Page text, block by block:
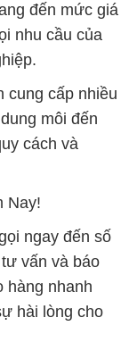
đến mức giá
nhu cầu của
cung cấp nhiều
môi đến
cách và
Nay!
ngay đến số
vấn và báo
hàng nhanh
hài lòng cho